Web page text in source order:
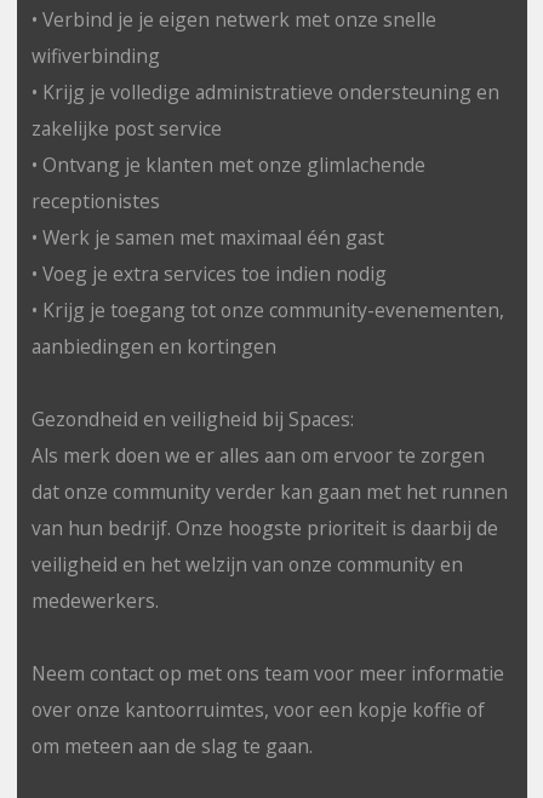
• Verbind je je eigen netwerk met onze snelle
wifiverbinding
• Krijg je volledige administratieve ondersteuning en
zakelijke post service
• Ontvang je klanten met onze glimlachende
receptionistes
• Werk je samen met maximaal één gast
• Voeg je extra services toe indien nodig
• Krijg je toegang tot onze community-evenementen,
aanbiedingen en kortingen
Gezondheid en veiligheid bij Spaces:
Als merk doen we er alles aan om ervoor te zorgen
dat onze community verder kan gaan met het runnen
van hun bedrijf. Onze hoogste prioriteit is daarbij de
veiligheid en het welzijn van onze community en
medewerkers.
Neem contact op met ons team voor meer informatie
over onze kantoorruimtes, voor een kopje koffie of
om meteen aan de slag te gaan.